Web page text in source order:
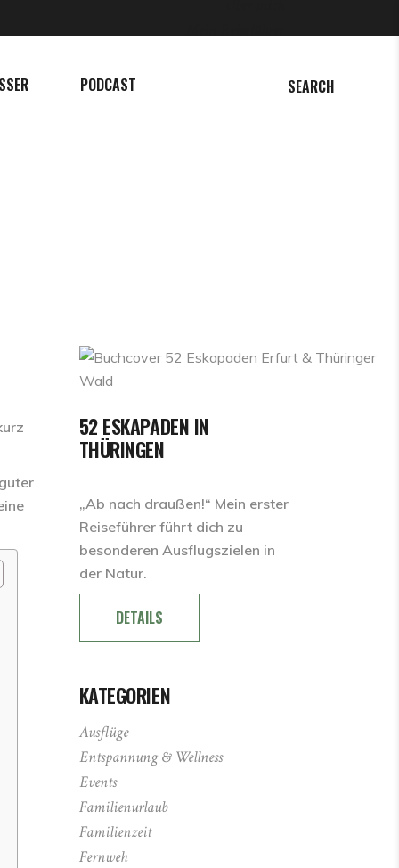
PODCAST SEARCH
52 ESKAPADEN IN
THÜRINGEN
„Ab nach draußen!“ Mein erster
Reiseführer führt dich zu
besonderen Ausflugszielen in
der Natur.
DETAILS
KATEGORIEN
Ausflüge
Entspannung & Wellness
Events
Familienurlaub
Familienzeit
Fernweh